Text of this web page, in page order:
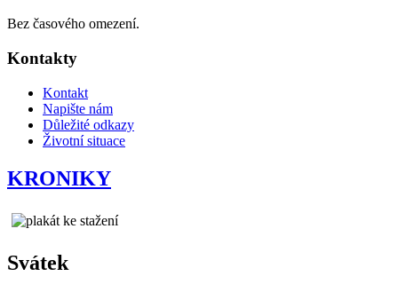
Bez časového omezení.
Kontakty
Kontakt
Napište nám
Důležité odkazy
Životní situace
KRONIKY
Svátek